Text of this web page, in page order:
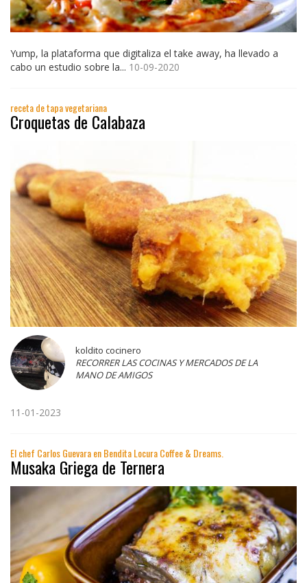
Yump, la plataforma que digitaliza el take away, ha llevado a
cabo un estudio sobre la... 10-09-2020
receta de tapa vegetariana
Croquetas de Calabaza
koldito cocinero
RECORRER LAS COCINAS Y MERCADOS DE LA
MANO DE AMIGOS
11-01-2023
El chef Carlos Guevara en Bendita Locura Coffee & Dreams.
Musaka Griega de Ternera